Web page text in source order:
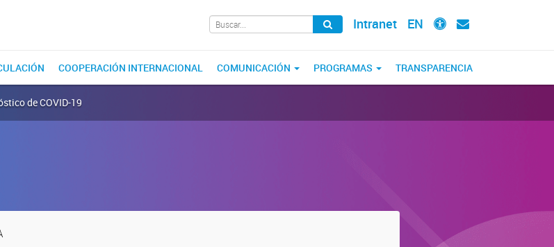
Intranet EN
COOPERACIÓN INTERNACIONAL COMUNICACIÓN PROGRAMAS TRANSPARENCIA
de COVID-19